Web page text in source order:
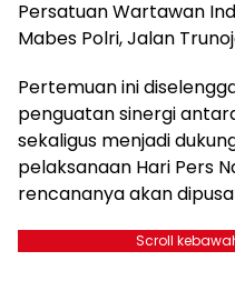
Persatuan Wartawan
Mabes Polri, Jalan
Pertemuan ini
penguatan sinergi
sekaligus menjadi
pelaksanaan Hari Pers
rencananya akan
Scroll